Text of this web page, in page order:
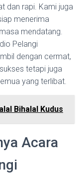
dan rapi. Kami juga
menerima
mendatang.
Pelangi
dengan cermat,
tetapi juga
yang terlibat.
Bihalal Kudus
Acara